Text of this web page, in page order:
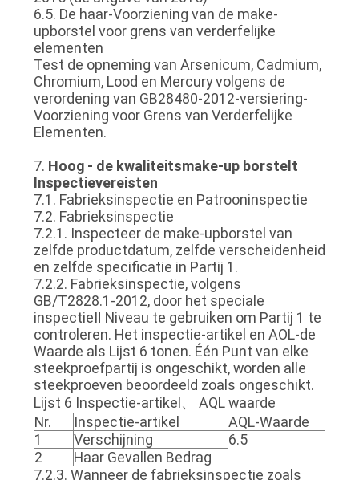
6.5. De haar-Voorziening van de make-
upborstel voor grens van verderfelijke
elementen
Test de opneming van Arsenicum, Cadmium,
Chromium, Lood en Mercury volgens de
verordening van GB28480-2012-versiering-
Voorziening voor Grens van Verderfelijke
Elementen.
7. Hoog - de kwaliteitsmake-up borstelt
Inspectievereisten
7.1. Fabrieksinspectie en Patrooninspectie
7.2. Fabrieksinspectie
7.2.1. Inspecteer de make-upborstel van
zelfde productdatum, zelfde verscheidenheid
en zelfde specificatie in Partij 1.
7.2.2. Fabrieksinspectie, volgens
GB/T2828.1-2012, door het speciale
inspectieⅡ Niveau te gebruiken om Partij 1 te
controleren. Het inspectie-artikel en AOL-de
Waarde als Lijst 6 tonen. Één Punt van elke
steekproefpartij is ongeschikt, worden alle
steekproeven beoordeeld zoals ongeschikt.
Lijst 6 Inspectie-artikel、 AQL waarde
Nr.
Inspectie-artikel
AQL-Waarde
1
Verschijning
6.5
2
Haar Gevallen Bedrag
7.2.3. Wanneer de fabrieksinspectie zoals